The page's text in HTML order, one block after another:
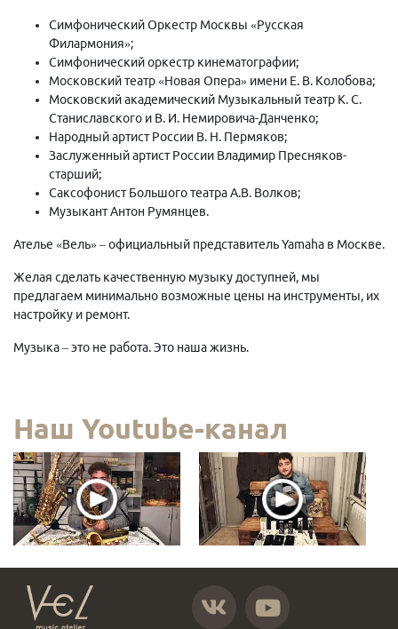
Симфонический Оркестр Москвы «Русская
Филармония»;
Симфонический оркестр кинематографии;
Московский театр «Новая Опера» имени Е. В. Колобова;
Московский академический Музыкальный театр К. С.
Станиславского и В. И. Немировича-Данченко;
Народный артист России В. Н. Пермяков;
Заслуженный артист России Владимир Пресняков-
старший;
Саксофонист Большого театра А.В. Волков;
Музыкант Антон Румянцев.
Ателье «Вель» – официальный представитель Yamaha в Москве.
Желая сделать качественную музыку доступней, мы
предлагаем минимально возможные цены на инструменты, их
настройку и ремонт.
Музыка – это не работа. Это наша жизнь.
Наш Youtube-канал